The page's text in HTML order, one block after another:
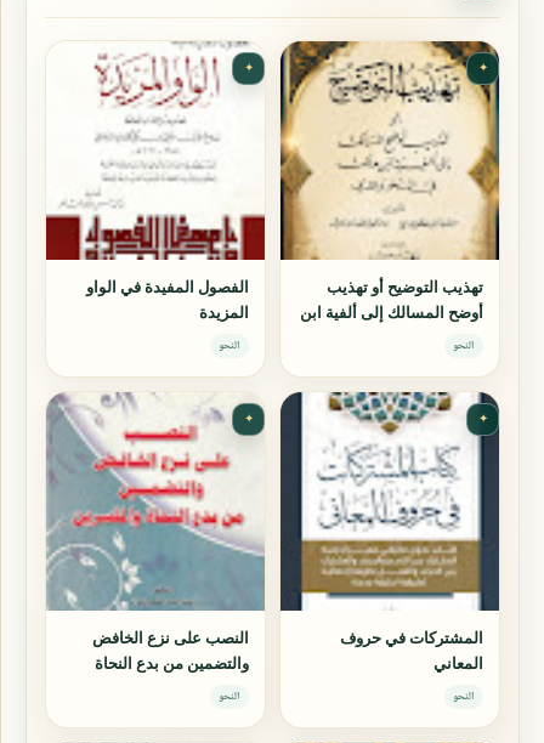
✦
تهذيب التوضيح أو تهذيب
أوضح المسالك إلى ألفية ابن
مالك
النحو
✦
الفصول المفيدة في الواو
المزيدة
النحو
✦
المشتركات في حروف
المعاني
النحو
✦
النصب على نزع الخافض
والتضمين من بدع النحاة
والمفسرين
النحو